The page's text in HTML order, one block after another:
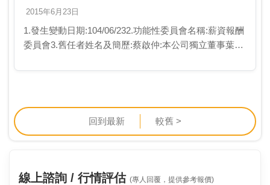
2015年6月23日
1.發生變動日期:104/06/232.功能性委員會名稱:薪資報酬
委員會3.舊任者姓名及簡歷:蔡啟仲:本公司獨立董事葉治
新任者姓名及簡歷:蔡啟仲…
回到最新 較舊 >
線上諮詢 / 行情評估 (專人回覆，提供參考報價)